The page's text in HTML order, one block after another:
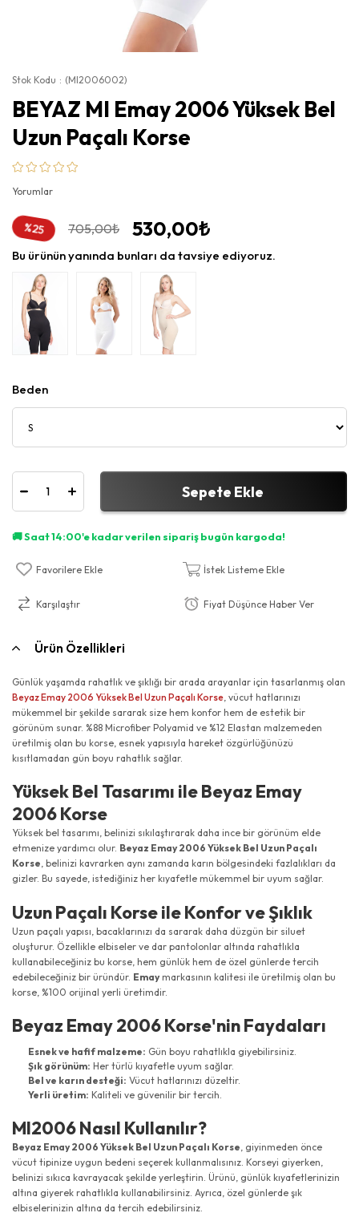
Stok Kodu (MI2006002)
BEYAZ MI Emay 2006 Yüksek Bel
Uzun Paçalı Korse
Yorumlar
%25
İndirim
705,00₺ 530,00₺
Bu ürünün yanında bunları da tavsiye ediyoruz.
Beden
Favorilere Ekle İstek Listeme Ekle
Karşılaştır Fiyat Düşünce Haber Ver
Ürün Özellikleri
Günlük yaşamda rahatlık ve şıklığı bir arada arayanlar için tasarlanmış olan
Beyaz Emay 2006 Yüksek Bel Uzun Paçalı Korse, vücut hatlarınızı
mükemmel bir şekilde sararak size hem konfor hem de estetik bir
görünüm sunar. %88 Microfiber Polyamid ve %12 Elastan malzemeden
üretilmiş olan bu korse, esnek yapısıyla hareket özgürlüğünüzü
kısıtlamadan gün boyu rahatlık sağlar.
Yüksek Bel Tasarımı ile Beyaz Emay
2006 Korse
Yüksek bel tasarımı, belinizi sıkılaştırarak daha ince bir görünüm elde
etmenize yardımcı olur. Beyaz Emay 2006 Yüksek Bel Uzun Paçalı
Korse, belinizi kavrarken aynı zamanda karın bölgesindeki fazlalıkları da
gizler. Bu sayede, istediğiniz her kıyafetle mükemmel bir uyum sağlar.
Uzun Paçalı Korse ile Konfor ve Şıklık
Uzun paçalı yapısı, bacaklarınızı da sararak daha düzgün bir siluet
oluşturur. Özellikle elbiseler ve dar pantolonlar altında rahatlıkla
kullanabileceğiniz bu korse, hem günlük hem de özel günlerde tercih
edebileceğiniz bir üründür. Emaymarkasının kalitesi ile üretilmiş olan bu
korse, %100 orijinal yerli üretimdir.
Beyaz Emay 2006 Korse'nin Faydaları
Esnek ve hafif malzeme: Gün boyu rahatlıkla giyebilirsiniz.
Şık görünüm: Her türlü kıyafetle uyum sağlar.
Bel ve karın desteği: Vücut hatlarınızı düzeltir.
Yerli üretim: Kaliteli ve güvenilir bir tercih.
MI2006 Nasıl Kullanılır?
Beyaz Emay 2006 Yüksek Bel Uzun Paçalı Korse, giyinmeden önce
vücut tipinize uygun bedeni seçerek kullanmalısınız. Korseyi giyerken,
belinizi sıkıca kavrayacak şekilde yerleştirin. Ürünü, günlük kıyafetlerinizin
altına giyerek rahatlıkla kullanabilirsiniz. Ayrıca, özel günlerde şık
elbiselerinizin altına da tercih edebilirsiniz.